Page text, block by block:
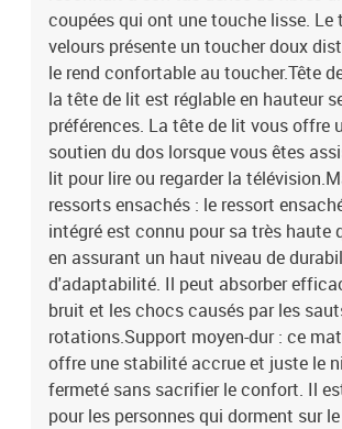
coupées qui ont une touche lisse. Le
velours présente un toucher doux
le rend confortable au toucher.Tête
la tête de lit est réglable en hauteur
préférences. La tête de lit vous offre
soutien du dos lorsque vous êtes
lit pour lire ou regarder la
ressorts ensachés : le ressort
intégré est connu pour sa très haute
en assurant un haut niveau de
d'adaptabilité. Il peut absorber
bruit et les chocs causés par les
rotations.Support moyen-dur : ce
offre une stabilité accrue et juste le
fermeté sans sacrifier le confort. Il
pour les personnes qui dorment sur